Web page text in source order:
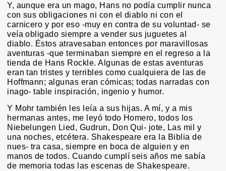
Y, aunque era un mago, Hans no podía cumplir nunca
con sus obligaciones ni con el diablo ni con el
carnicero y por eso -muy en contra de su voluntad- se
veía obligado siempre a vender sus juguetes al
diablo. Éstos atravesaban entonces por maravillosas
aventuras -que terminaban siempre en el regreso a la
tienda de Hans Rockle. Algunas de estas aventuras
eran tan tristes y terribles como cualquiera de las de
Hoffmann; algunas eran cómicas; todas narradas con
inago- table inspiración, ingenio y humor.
Y Mohr también les leía a sus hijas. A mí, y a mis
hermanas antes, me leyó todo Homero, todos los
Niebelungen Lied, Gudrun, Don Qui- jote, Las mil y
una noches, etcétera. Shakespeare era la Biblia de
nues- tra casa, siempre en boca de alguien y en
manos de todos. Cuando cumplí seis años me sabía
de memoria todas las escenas de Shakespeare.